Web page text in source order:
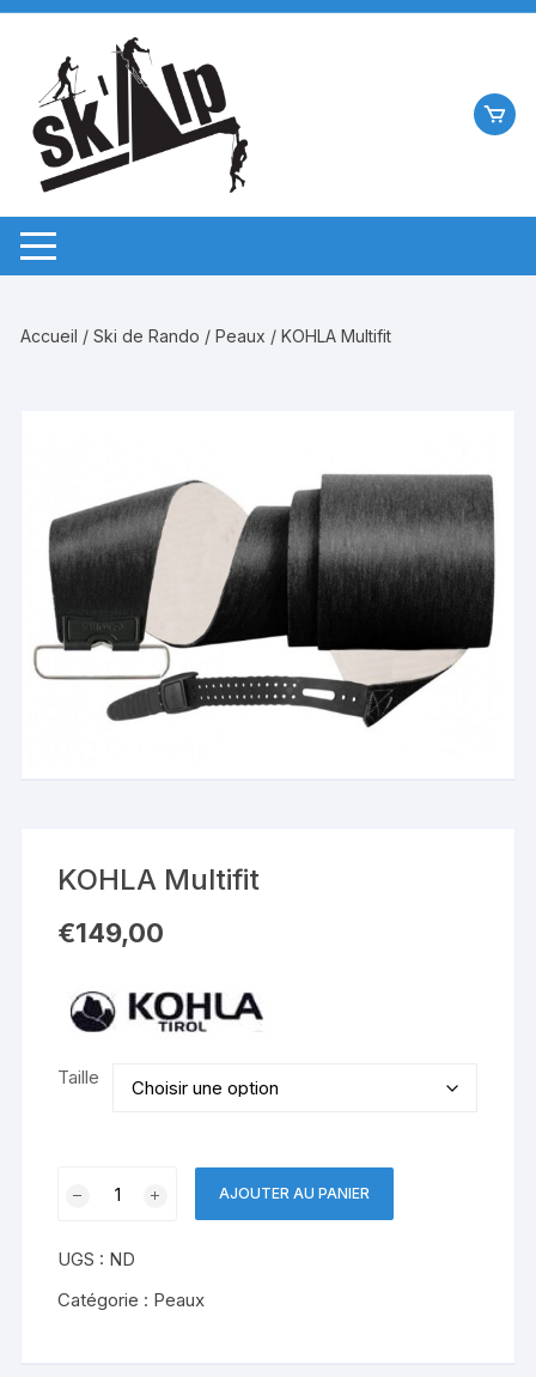
Aller
contenu
Accueil /Ski de Rando /Peaux / KOHLA Multifit
KOHLA Multifit
€149,00
Taille
Multifit
AJOUTER AU PANIER
UGS : ND
Catégorie : Peaux